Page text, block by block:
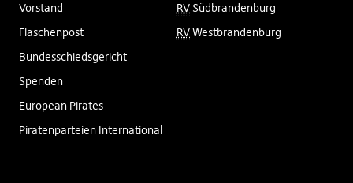
Vorstand
Flaschenpost
Bundesschiedsgericht
Spenden
European Pirates
Piratenparteien International
RV Südbrandenburg
RVWestbrandenburg